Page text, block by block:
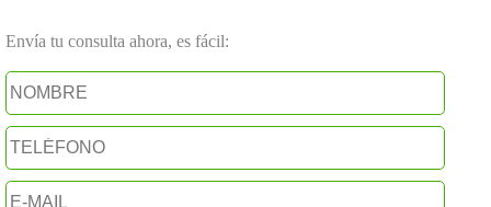
Envía tu consulta ahora, es fácil: